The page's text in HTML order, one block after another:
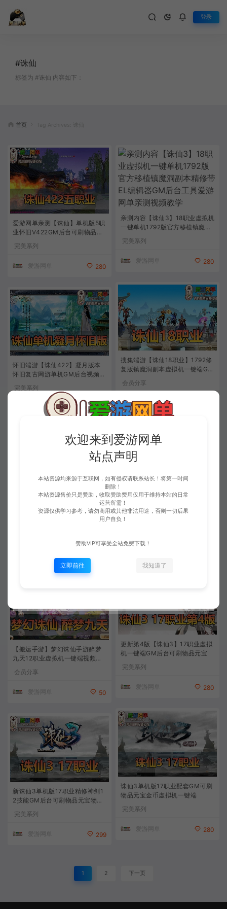
登录
#诛仙
标签为 #诛仙 内容如下：
首页
爱游网单亲测【诛仙】单机版5职
业怀旧V422GM后台可刷物品元
宝虚拟机一键端
完美系列
爱游网单 280
亲测内容【诛仙3】18职业虚拟机
一键单机1792版官方移植镇魔洞
副本精修带EL编辑器GM后台工
具爱游网单亲测视频教学
完美系列
爱游网单 280
怀旧端游【诛仙422】凝月版本
怀旧复古网游单机GM后台视频安
装教学虚拟机一键端带EL和角色
管理器
完美系列
爱游网单 280
搜集端游【诛仙18职业】1792修
复版镇魔洞副本虚拟机一键端GM
会员分享
爱游网单
搜集整理【诛仙单机】合集12个
版本带教程GM后台虚拟机端
精品手游【梦幻诛仙】11职业精
修完美端+视频安装教程+GM后
台（预计五点左右上传完毕）
爱游网单
【搬运手游】梦幻诛仙手游醉梦
九天12职业虚拟机一键端视频安
会员分享
爱游网单 50
更新第4版【诛仙3】17职业虚拟
机一键端GM后台可刷物品元宝
完美系列
爱游网单 280
新诛仙3单机版17职业精修神剑1
2技能GM后台可刷物品元宝物品
虚拟机一键端
完美系列
爱游网单 299
诛仙3单机版17职业配套GM可刷
物品元宝金币虚拟机一键端
完美系列
爱游网单 280
1 2 下一页
欢迎来到爱游网单
站点声明
本站资源均来源于互联网，如有侵权请联系站长！将第一时间
删除！
本站资源售价只是赞助，收取赞助费用仅用于维持本站的日常
运营所需！
资源仅供学习参考，请勿商用或其他非法用途，否则一切后果
用户自负！
赞助VIP可享受全站免费下载！
立即前往 我知道了